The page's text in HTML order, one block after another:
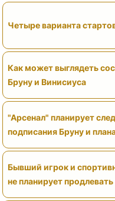
Четыре варианта
Как может выглядеть
Бруну и Винисиуса
"Арсенал" планирует
подписания Бруну и
Бывший игрок и
не планирует